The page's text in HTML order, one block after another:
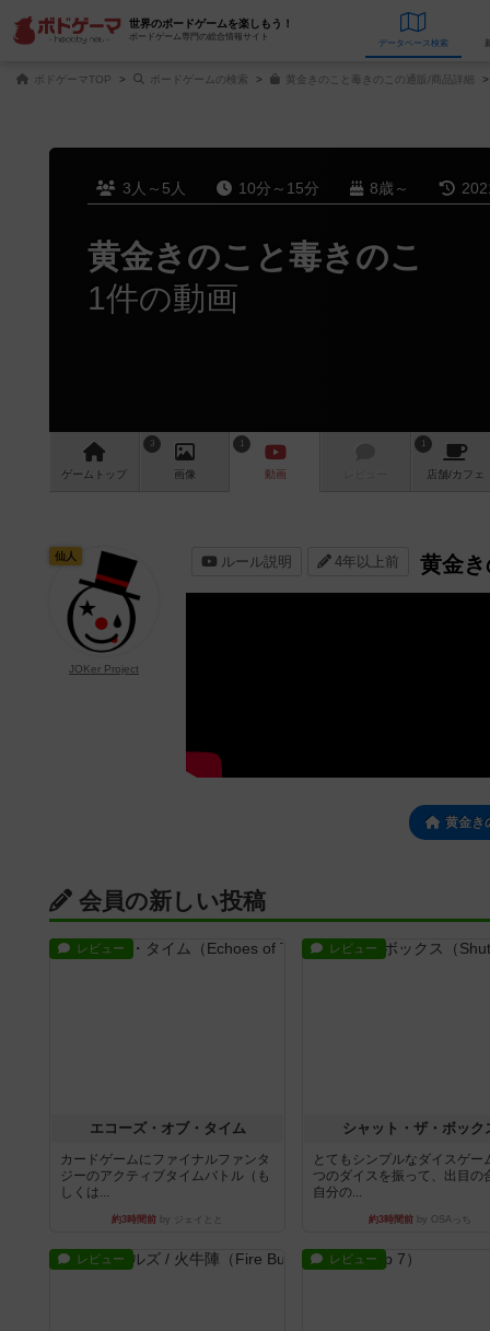
世界のボードゲームを楽しもう！
ボードゲーム専門の総合情報サイト
データベース
ボドゲーマTOP ボードゲームの検索 黄金きのこと毒きのこの通販/商品詳細
3人～5人 10分～15分 8歳～
黄金きのこと毒きのこ
1件の動画
ゲーム トップ
3
画像
1
動画
1
店舗/カフェ
ルール説明 4年以上前 黄金
仙人
JOKer Project
黄金き
会員の新しい投稿
レビュー
エコーズ・オブ・タイム
カードゲームにファイナルファンタ
ジーのアクティブタイムバトル（も
しくは...
約3時間前 by ジェイとと
レビュー
シャット・ザ・ボック
とてもシンプルなダイスゲー
つのダイスを振って、出目の
自分の...
約3時間前 by OSAっち
レビュー レビュー